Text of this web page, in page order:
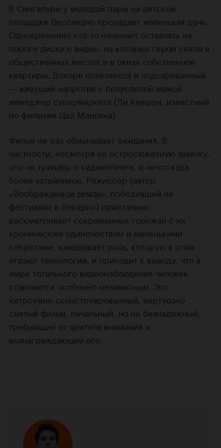
В Сингапуре у молодой пары на детской
площадке бесследно пропадает маленькая дочь.
Одновременно кто-то начинает оставлять на
пороге диски с видео, на которых герои сняты в
общественных местах и в окнах собственной
квартиры. Вскоре появляется и подозреваемый
— живущий напротив с полуслепой мамой
менеджер супермаркета (Ли Каншэн , известный
по фильмам Цай Минляна).
Фильм не раз обманывает ожидания. В
частности, несмотря на остросюжетную завязку,
это не триллер о киднеппинге, а нечто куда
более затейливое. Режиссер (автор
«Воображаемой земли» , победившей на
фестивале в Локарно) пристально
рассматривает современных горожан с их
хроническим одиночеством и маленькими
секретами, взвешивает роль, которую в этом
играют технологии, и приходит к выводу, что в
мире тотального видеонаблюдения человек
становится особенно незаметным. Это
хитроумно сконструированный, виртуозно
снятый фильм, печальный, но не безнадежный,
требующий от зрителя внимания и
вознаграждающий его.